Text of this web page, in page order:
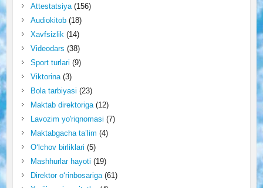
Attestatsiya(156)
Audiokitob(18)
Xavfsizlik(14)
Videodars (38)
Sport turlari (9)
Viktorina(3)
Bola tarbiyasi (23)
Maktab direktoriga(12)
Lavozim yo'riqnomasi (7)
Maktabgacha ta’lim (4)
O‘lchov birliklari (5)
Mashhurlar hayoti (19)
Direktor o‘rinbosariga(61)